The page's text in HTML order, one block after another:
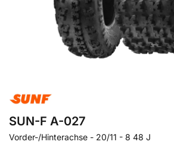
SUN-F A-027
Vorder-/Hinterachse - 20/11 - 8 48 J